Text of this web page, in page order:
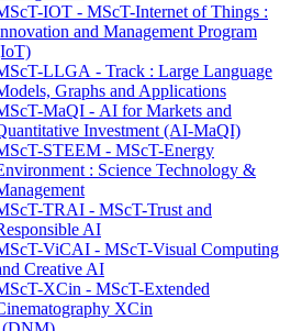
IOT - MScT-Internet of Things :
and Management Program
LLGA - Track : Large Language
Graphs and Applications
MaQI - AI for Markets and
Investment (AI-MaQI)
STEEM - MScT-Energy
: Science Technology &
TRAI - MScT-Trust and
AI
ViCAI - MScT-Visual Computing
Creative AI
XCin - MScT-Extended
XCin